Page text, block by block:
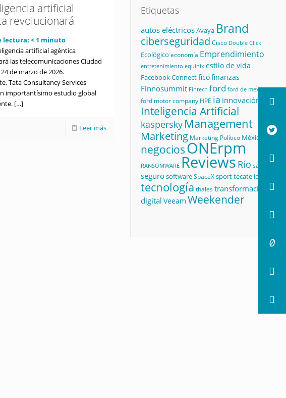
artificial
revolucionará
lectura:< 1 minuto
artificial agéntica
las telecomunicaciones Ciudad
de marzo de 2026.
Tata Consultancy Services
importantísimo estudio global
[…]
Leer más
Etiquetas
autos eléctricosAvaya Brand
ciberseguridad Cisco Double Click
Ecológico economía Emprendimiento
entretenimiento equinix estilo de vida
Facebook Connectficofinanzas
Finnosummit Fintech ford ford de mexico
ford motor company HPE ia innovación
Inteligencia Artificial
kaspersky Management
Marketing Marketing Político México
negociosONErpm
RANSOMWARE Reviews Río salud
segurosoftwareSpaceXsporttecate id
tecnología thalestransformación
digital Veeam Weekender